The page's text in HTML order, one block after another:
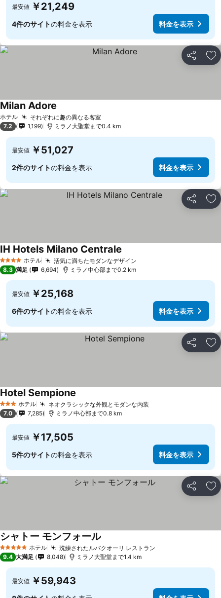
最安値 ￥21,249
4件のサイトの料金を表示 料金を表示
シェア お
ホテル それぞれに趣の異なる客室
Milan Adore
7.2 1,199 ミラノ大聖堂まで0.4 km
最安値 ￥51,027
2件のサイトの料金を表示 料金を表示
シェア お
4 ホテルのランク
ホテル 活気に満ちたモダンなデザイン
IH Hotels Milano Centrale
8.3 満足 6,694 ミラノ中心部まで0.2 km
最安値 ￥25,168
6件のサイトの料金を表示 料金を表示
シェア お
3 ホテルのランク
ホテル ネオクラシックな外観とモダンな内装
Hotel Sempione
7.0 7,285 ミラノ中心部まで0.8 km
最安値 ￥17,505
5件のサイトの料金を表示 料金を表示
シェア お
5 ホテルのランク
ホテル 洗練されたルバクオーリ レストラン
シャトー モンフォール
9.4 大満足 8,048 ミラノ大聖堂まで1.4 km
最安値 ￥59,943